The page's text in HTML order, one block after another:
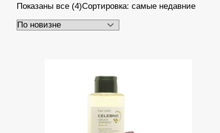
Показаны все (4)Сортировка: самые недавние